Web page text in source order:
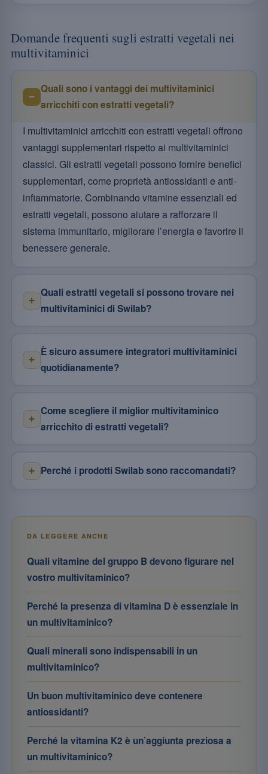
Domande frequenti sugli estratti vegetali nei
multivitaminici
Quali sono i vantaggi dei multivitaminici
arricchiti con estratti vegetali?
I multivitaminici arricchiti con estratti vegetali offrono
vantaggi supplementari rispetto ai multivitaminici
classici. Gli estratti vegetali possono fornire benefici
supplementari, come proprietà antiossidanti e anti-
infiammatorie. Combinando vitamine essenziali ed
estratti vegetali, possono aiutare a rafforzare il
sistema immunitario, migliorare l’energia e favorire il
benessere generale.
Quali estratti vegetali si possono trovare nei
multivitaminici di Swilab?
È sicuro assumere integratori multivitaminici
quotidianamente?
Come scegliere il miglior multivitaminico
arricchito di estratti vegetali?
Perché i prodotti Swilab sono raccomandati?
DA LEGGERE ANCHE
Quali vitamine del gruppo B devono figurare nel
vostro multivitaminico?
Perché la presenza di vitamina D è essenziale in
un multivitaminico?
Quali minerali sono indispensabili in un
multivitaminico?
Un buon multivitaminico deve contenere
antiossidanti?
Perché la vitamina K2 è un’aggiunta preziosa a
un multivitaminico?